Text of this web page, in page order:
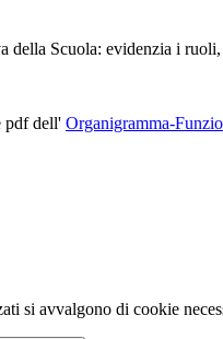
della Scuola: evidenzia i
pdf dell' Organigramma-
si avvalgono di cookie